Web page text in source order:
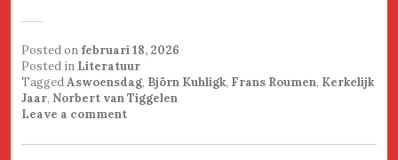
Posted on februari 18, 2026
Posted in Literatuur
TaggedAswoensdag, Björn Kuhligk, Frans Roumen, Kerkelijk
Jaar, Norbert van Tiggelen
Leave a comment